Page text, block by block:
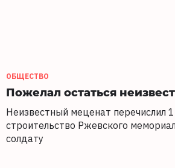
ОБЩЕСТВО
Пожелал остаться
Неизвестный меценат перечислил
строительство Ржевского
солдату